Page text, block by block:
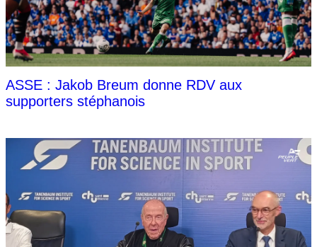
ASSE : Jakob Breum donne RDV aux
supporters stéphanois